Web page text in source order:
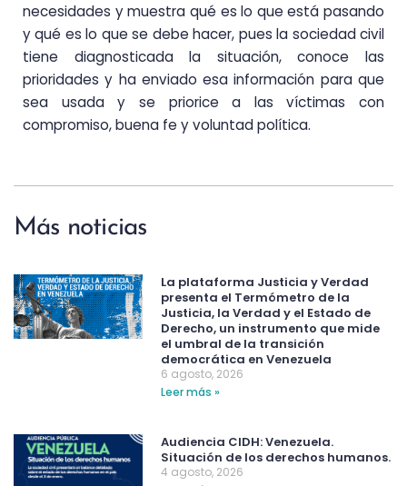
necesidades y muestra qué es lo que está pasando
y qué es lo que se debe hacer, pues la sociedad civil
tiene diagnosticada la situación, conoce las
prioridades y ha enviado esa información para que
sea usada y se priorice a las víctimas con
compromiso, buena fe y voluntad política.
Más noticias
La plataforma Justicia y Verdad
presenta el Termómetro de la
Justicia, la Verdad y el Estado de
Derecho, un instrumento que mide
el umbral de la transición
democrática en Venezuela
6 agosto, 2026
Leer más »
Audiencia CIDH: Venezuela.
Situación de los derechos humanos.
4 agosto, 2026